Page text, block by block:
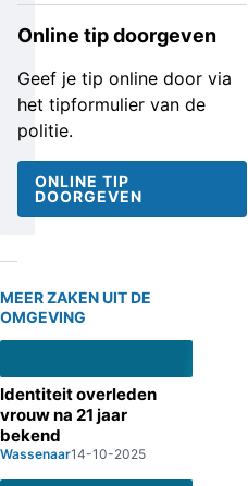
Online tip doorgeven
Geef je tip online door via
het tipformulier van de
politie.
ONLINE TIP
DOORGEVEN
MEER ZAKEN UIT DE
OMGEVING
Identiteit overleden
vrouw na 21 jaar
bekend
Wassenaar14-10-2025